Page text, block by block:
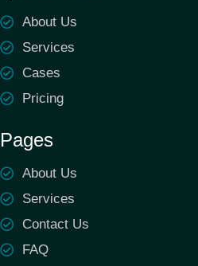
About Us
Services
Cases
Pricing
Pages
About Us
Services
Contact Us
FAQ